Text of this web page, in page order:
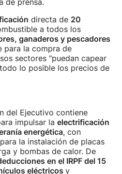
de prensa.
directa de 20
a todos los
ganaderos y pescadores
para la compra de
sectores "puedan capear
lo posible los precios de
del Ejecutivo contiene
impulsar la electrificación
energética, con
la instalación de placas
y bombas de calor. De
en el IRPF del 15
eléctricos y